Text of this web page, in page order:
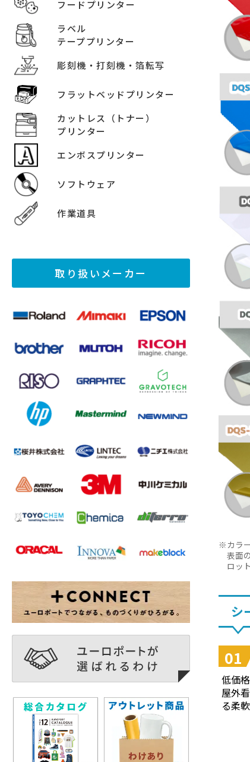
フードプリンター
ラベル
テーププリンター
彫刻機・打刻機・箔転写
フラットベッドプリンター
カットレス（トナー）
プリンター
エンボスプリンター
ソフトウェア
作業道具
取り扱いメーカー
カラ
表面
ロッ
シ
01
低価
屋外
る柔